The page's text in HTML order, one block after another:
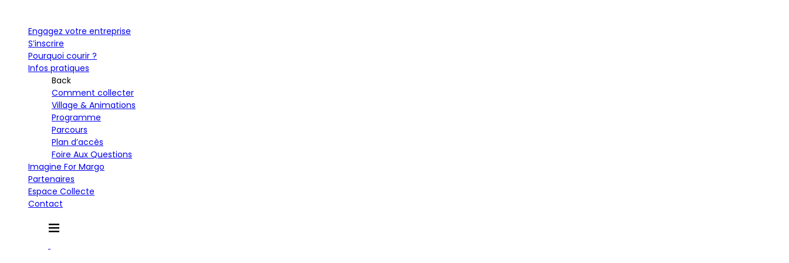
Engagez votre entreprise
S’inscrire
Pourquoi courir ?
Infos pratiques
Back
Comment collecter
Village & Animations
Programme
Parcours
Plan d’accès
Foire Aux Questions
Imagine For Margo
Partenaires
Espace Collecte
Contact